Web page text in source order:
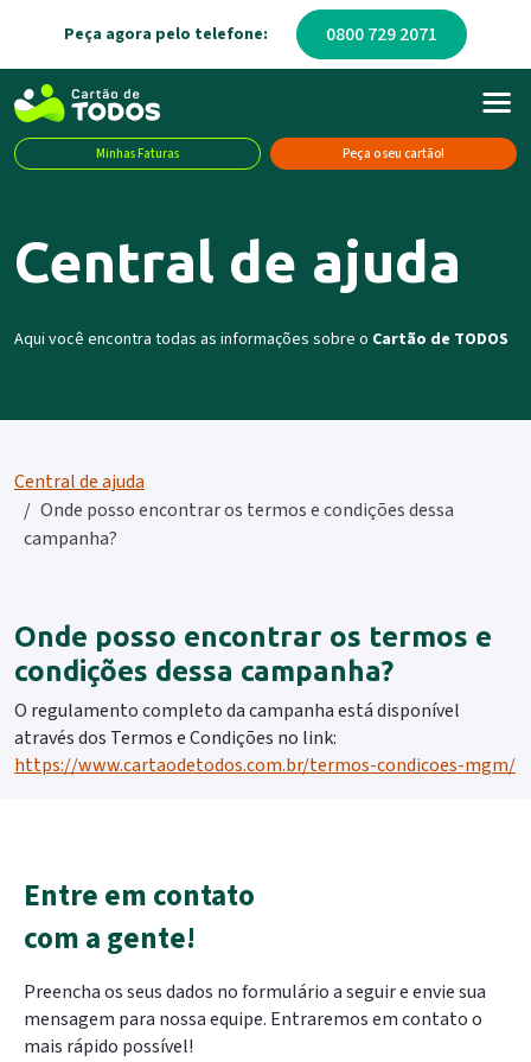
Peça agora pelo telefone: 0800 729 2071
Minhas Faturas Peça o seu cartão!
Central de ajuda
Aqui você encontra todas as informações sobre o Cartão de TODOS
Central de ajuda
Onde posso encontrar os termos e condições dessa
campanha?
Onde posso encontrar os termos e
condições dessa campanha?
O regulamento completo da campanha está disponível
através dos Termos e Condições no link:
https://www.cartaodetodos.com.br/termos-condicoes-mgm/
Entre em contato
com a gente!
Preencha os seus dados no formulário a seguir e envie sua
mensagem para nossa equipe. Entraremos em contato o
mais rápido possível!